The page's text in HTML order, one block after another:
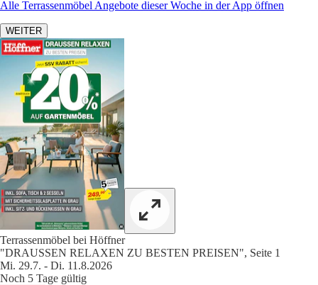
Alle Terrassenmöbel Angebote dieser Woche in der App öffnen
WEITER
Terrassenmöbel bei Höffner
"DRAUSSEN RELAXEN ZU BESTEN PREISEN", Seite 1
Mi. 29.7. - Di. 11.8.2026
Noch 5 Tage gültig